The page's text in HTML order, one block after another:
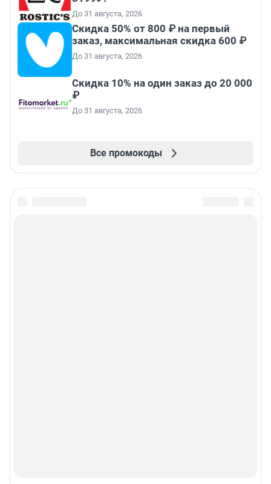
До 31 августа, 2026
Скидка 50% от 800 ₽ на первый
заказ, максимальная скидка 600 ₽
До 31 августа, 2026
Скидка 10% на один заказ до 20 000
₽
До 31 августа, 2026
Все промокоды